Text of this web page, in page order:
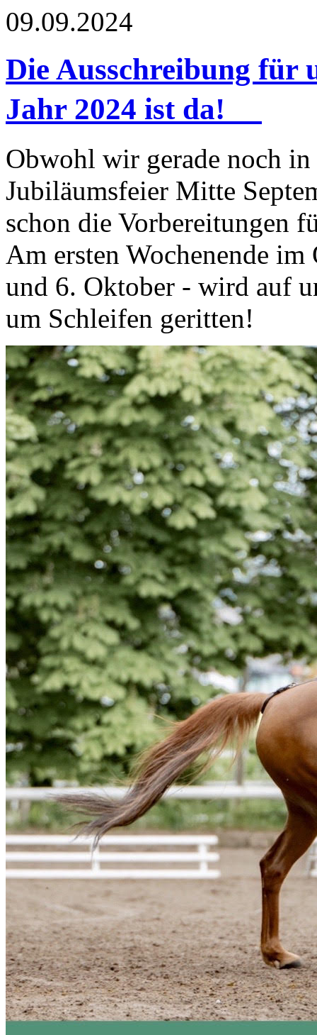
09.09.2024
Die Ausschreibung für
Jahr 2024 ist da!
Obwohl wir gerade noch
Jubiläumsfeier Mitte
schon die Vorbereitungen
Am ersten Wochenende im
und 6. Oktober - wird auf
um Schleifen geritten!